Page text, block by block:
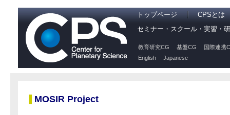
トップページ
CPSとは
セミナー・スクール・実習・
教育研究CG 基盤CG
国際連携
English
Japanese
MOSIR Project